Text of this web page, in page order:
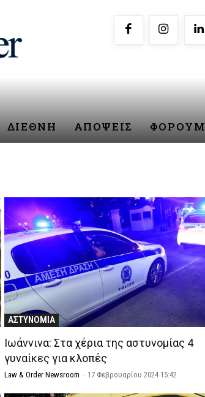
ΔΙΕΘΝΗ ΑΠΟΨΕΙΣ ΦΟΡΟΥΜ
ΑΣΤΥΝΟΜΙΑ
Ιωάννινα: Στα χέρια της αστυνομίας 4
γυναίκες για κλοπές
Law & Order Newsroom - 17 Φεβρουαρίου 2024 15:42